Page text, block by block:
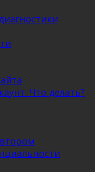
Что делать?